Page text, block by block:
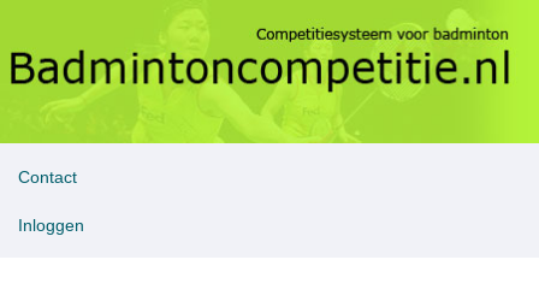
Contact
Inloggen